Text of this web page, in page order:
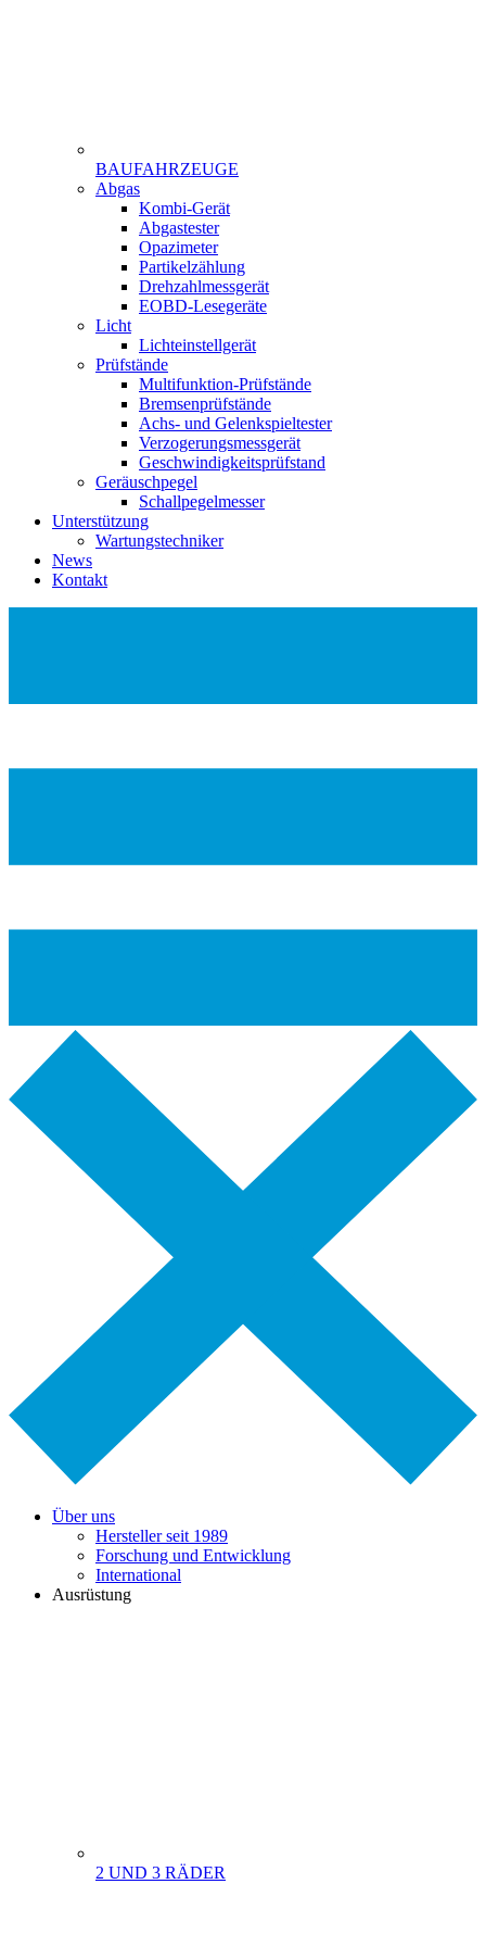
BAUFAHRZEUGE
Menu
Abgas
Kombi-Gerät
Abgastester
Opazimeter
Partikelzählung
Drehzahlmessgerät
EOBD-Lesegeräte
Licht
Lichteinstellgerät
Prüfstände
Multifunktion-Prüfstände
Bremsenprüfstände
Achs- und Gelenkspieltester
Verzogerungsmessgerät
Geschwindigkeitsprüfstand
Geräuschpegel
Schallpegelmesser
Unterstützung
Wartungstechniker
News
Kontakt
Über uns
Hersteller seit 1989
Forschung und Entwicklung
International
Ausrüstung
2 UND 3 RÄDER